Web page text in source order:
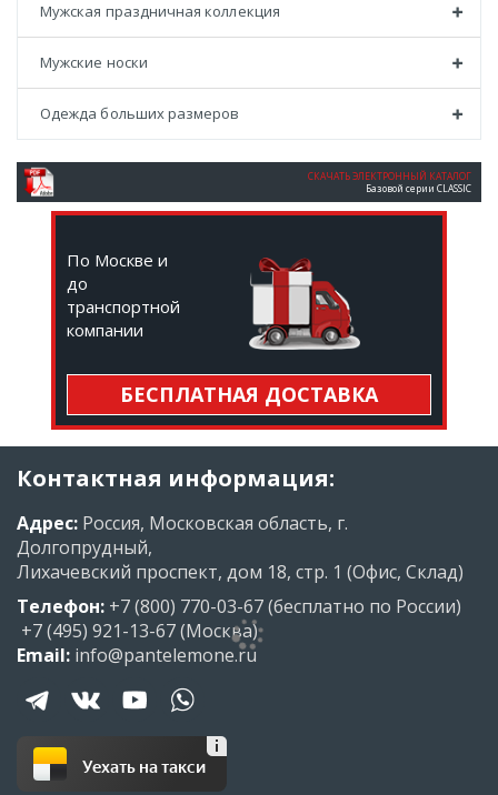
Мужская праздничная коллекция
Мужские носки
Одежда больших размеров
СКАЧАТЬ ЭЛЕКТРОННЫЙ КАТАЛОГ
Базовой серии CLASSIC
По Москве и
до
транспортной
компании
БЕСПЛАТНАЯ ДОСТАВКА
Контактная информация:
Адрес: Россия, Московская область, г.
Долгопрудный,
Лихачевский проспект, дом 18, стр. 1 (Офис, Склад)
Телефон: +7 (800) 770-03-67(бесплатно по России)
+7 (495) 921-13-67(Москва)
Email: info@pantelemone.ru
Уехать на такси